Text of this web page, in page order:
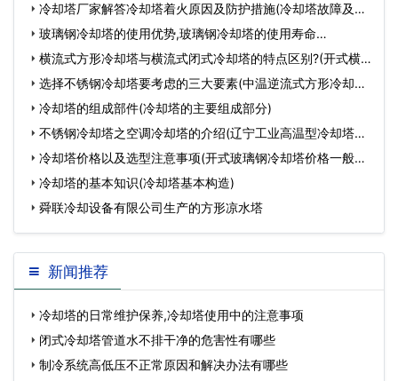
冷却塔厂家解答冷却塔着火原因及防护措施(冷却塔故障及处
理方法)…
玻璃钢冷却塔的使用优势,玻璃钢冷却塔的使用寿命…
横流式方形冷却塔与横流式闭式冷却塔的特点区别?(开式横
流冷却塔和闭…
选择不锈钢冷却塔要考虑的三大要素(中温逆流式方形冷却塔
规格)…
冷却塔的组成部件(冷却塔的主要组成部分)
不锈钢冷却塔之空调冷却塔的介绍(辽宁工业高温型冷却塔型
号)…
冷却塔价格以及选型注意事项(开式玻璃钢冷却塔价格一般是
多少)…
冷却塔的基本知识(冷却塔基本构造)
舜联冷却设备有限公司生产的方形凉水塔
新闻推荐
冷却塔的日常维护保养,冷却塔使用中的注意事项
闭式冷却塔管道水不排干净的危害性有哪些
制冷系统高低压不正常原因和解决办法有哪些